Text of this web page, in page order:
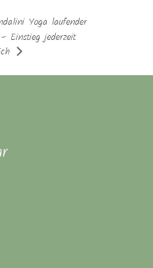
Yoga laufender
Einstieg jederzeit